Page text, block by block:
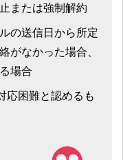
または強制解約
の送信日から所定
がなかった場合、
場合
応困難と認めるも